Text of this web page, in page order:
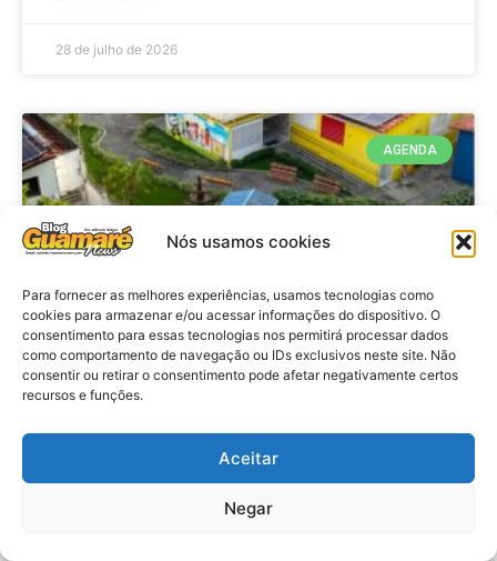
Nós usamos cookies
Para fornecer as melhores experiências, usamos tecnologias como
cookies para armazenar e/ou acessar informações do dispositivo. O
consentimento para essas tecnologias nos permitirá processar dados
como comportamento de navegação ou IDs exclusivos neste site. Não
consentir ou retirar o consentimento pode afetar negativamente certos
recursos e funções.
Aceitar
Negar
28 de julho de 2026
AGENDA
Agenda: 10ª Mostra Pedagógica
da Casa Durval Paiva acontecerá
nesta quarta-feira (29)